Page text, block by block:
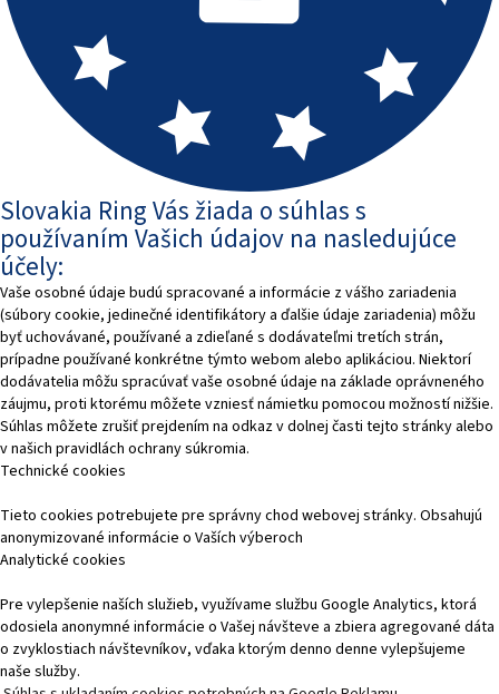
Slovakia Ring Vás žiada o súhlas s
používaním Vašich údajov na nasledujúce
účely:
Vaše osobné údaje budú spracované a informácie z vášho zariadenia
(súbory cookie, jedinečné identifikátory a ďalšie údaje zariadenia) môžu
byť uchovávané, používané a zdieľané s dodávateľmi tretích strán,
prípadne používané konkrétne týmto webom alebo aplikáciou. Niektorí
dodávatelia môžu spracúvať vaše osobné údaje na základe oprávneného
záujmu, proti ktorému môžete vzniesť námietku pomocou možností nižšie.
Súhlas môžete zrušiť prejdením na odkaz v dolnej časti tejto stránky alebo
v našich pravidlách ochrany súkromia.
Technické cookies
Tieto cookies potrebujete pre správny chod webovej stránky. Obsahujú
anonymizované informácie o Vaších výberoch
Analytické cookies
Pre vylepšenie naších služieb, využívame službu Google Analytics, ktorá
odosiela anonymné informácie o Vašej návšteve a zbiera agregované dáta
o zvyklostiach návštevníkov, vďaka ktorým denno denne vylepšujeme
naše služby.